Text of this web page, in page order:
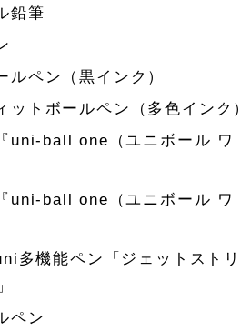
鉛筆
ルペン（黒インク）
ットボールペン（多色インク）
uni-ball one（ユニボール ワ
uni-ball one（ユニボール ワ
多機能ペン「ジェットストリ
ペン